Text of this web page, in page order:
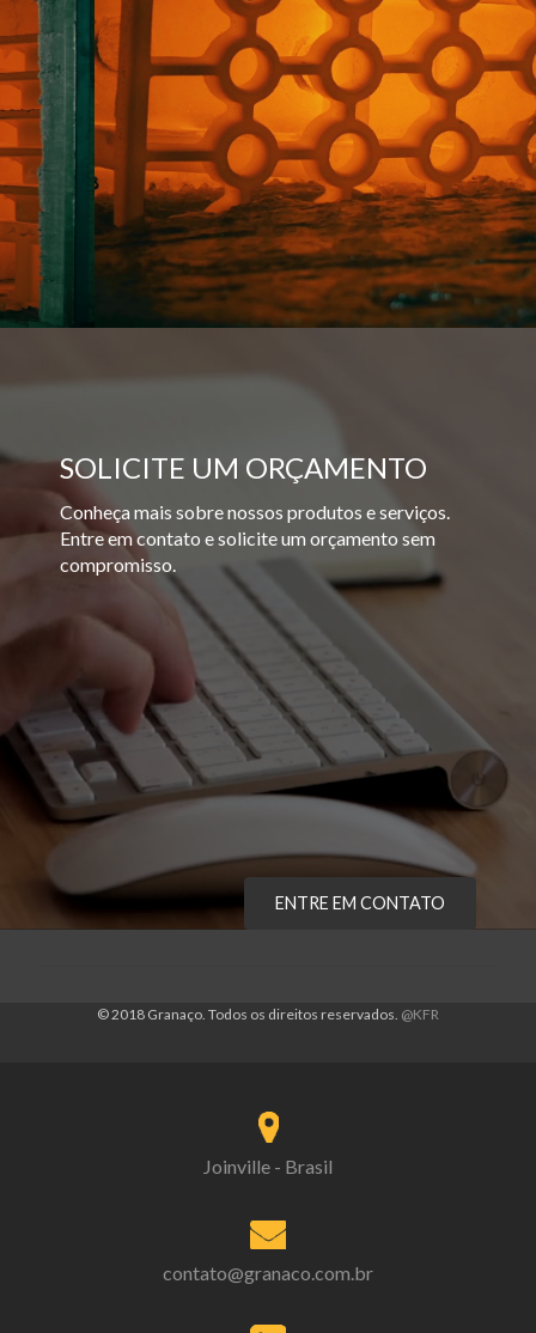
SOLICITE UM ORÇAMENTO
Conheça mais sobre nossos produtos e serviços.
Entre em contato e solicite um orçamento sem
compromisso.
ENTRE EM CONTATO
© 2018 Granaço. Todos os direitos reservados. @KFR
Joinville - Brasil
contato@granaco.com.br